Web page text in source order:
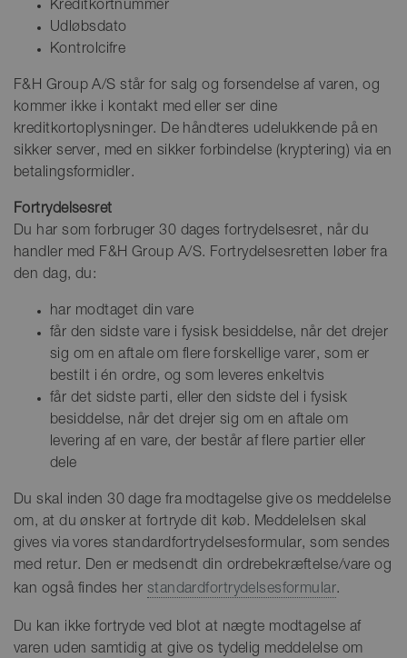
Kreditkortnummer
Udløbsdato
Kontrolcifre
F&H Group A/S står for salg og forsendelse af varen, og
kommer ikke i kontakt med eller ser dine
kreditkortoplysninger. De håndteres udelukkende på en
sikker server, med en sikker forbindelse (kryptering) via en
betalingsformidler.
Fortrydelsesret
Du har som forbruger 30 dages fortrydelsesret, når du
handler med F&H Group A/S. Fortrydelsesretten løber fra
den dag, du:
har modtaget din vare
får den sidste vare i fysisk besiddelse, når det drejer
sig om en aftale om flere forskellige varer, som er
bestilt i én ordre, og som leveres enkeltvis
får det sidste parti, eller den sidste del i fysisk
besiddelse, når det drejer sig om en aftale om
levering af en vare, der består af flere partier eller
dele
Du skal inden 30 dage fra modtagelse give os meddelelse
om, at du ønsker at fortryde dit køb. Meddelelsen skal
gives via vores standardfortrydelsesformular, som sendes
med retur. Den er medsendt din ordrebekræftelse/vare og
kan også findes her standardfortrydelsesformular.
Du kan ikke fortryde ved blot at nægte modtagelse af
varen uden samtidig at give os tydelig meddelelse om